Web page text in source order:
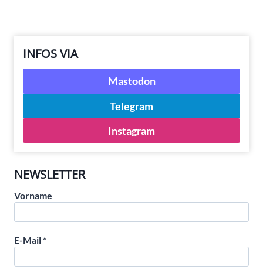
INFOS VIA
Mastodon
Telegram
Instagram
NEWSLETTER
Vorname
E-Mail*